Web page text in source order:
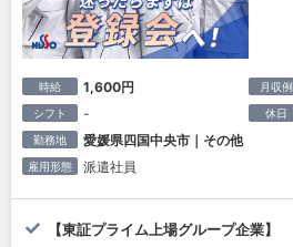
時給 1,600円 月収例
シフト - 休日
勤務地 愛媛県四国中央市｜その他
雇用形態 派遣社員
【東証プライム上場グループ企業】